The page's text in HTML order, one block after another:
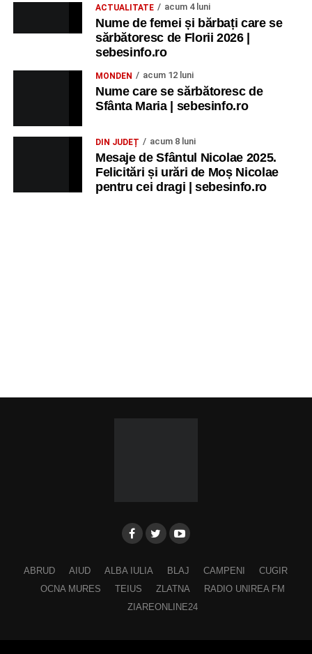
ACTUALITATE acum 4 luni
Nume de femei și bărbați care se
sărbătoresc de Florii 2026 |
sebesinfo.ro
MONDEN acum 12 luni
Nume care se sărbătoresc de
Sfânta Maria | sebesinfo.ro
DIN JUDEȚ acum 8 luni
Mesaje de Sfântul Nicolae 2025.
Felicitări și urări de Moș Nicolae
pentru cei dragi | sebesinfo.ro
ABRUD AIUD ALBA IULIA BLAJ CAMPENI
CUGIR
OCNA MURES
TEIUS ZLATNA
RADIO UNIREA FM
ZIAREONLINE24